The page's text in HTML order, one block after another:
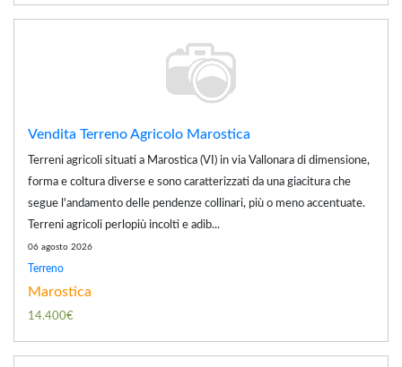
Vendita Terreno Agricolo Marostica
Terreni agricoli situati a Marostica (VI) in via Vallonara di dimensione,
forma e coltura diverse e sono caratterizzati da una giacitura che
segue l'andamento delle pendenze collinari, più o meno accentuate.
Terreni agricoli perlopiù incolti e adib...
06 agosto 2026
Terreno
Marostica
14.400€